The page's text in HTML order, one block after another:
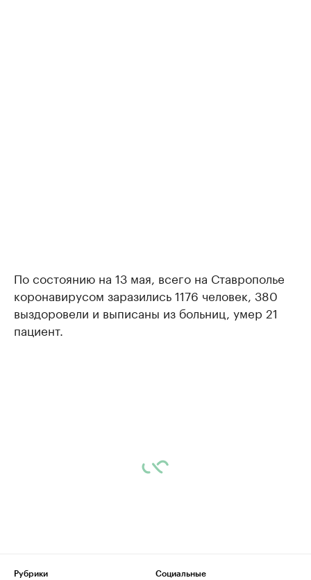
По состоянию на 13 мая, всего на Ставрополье
коронавирусом заразились 1176 человек, 380
выздоровели и выписаны из больниц, умер 21
пациент.
Рубрики
Социальные